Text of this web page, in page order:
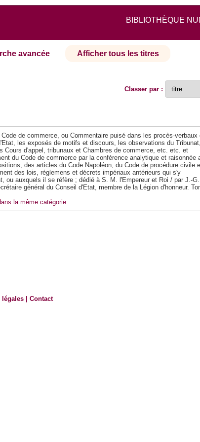
BIBLIOTHÈQUE
avancée Afficher tous les titres
Classer par :
Code de commerce, ou Commentaire puisé dans les procès-verbaux
les exposés de motifs et discours, les observations du Tribunat,
Cours d'appel, tribunaux et Chambres de commerce, etc. etc. et
du Code de commerce par la conférence analytique et raisonnée
des articles du Code Napoléon, du Code de procédure civile
des lois, réglemens et décrets impériaux antérieurs qui s'y
ou auxquels il se réfère ; dédié à S. M. l'Empereur et Roi / par J.-G.
général du Conseil d'Etat, membre de la Légion d'honneur.
la même catégorie
légales |Contact